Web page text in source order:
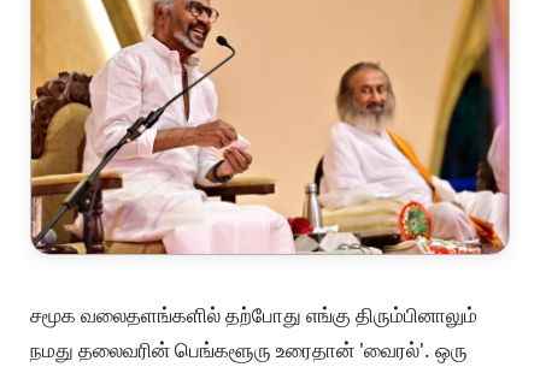
சமூக வலைதளங்களில் தற்போது எங்கு திரும்பினாலும்
நமது தலைவரின் பெங்களூரு உரைதான் 'வைரல்'. ஒரு